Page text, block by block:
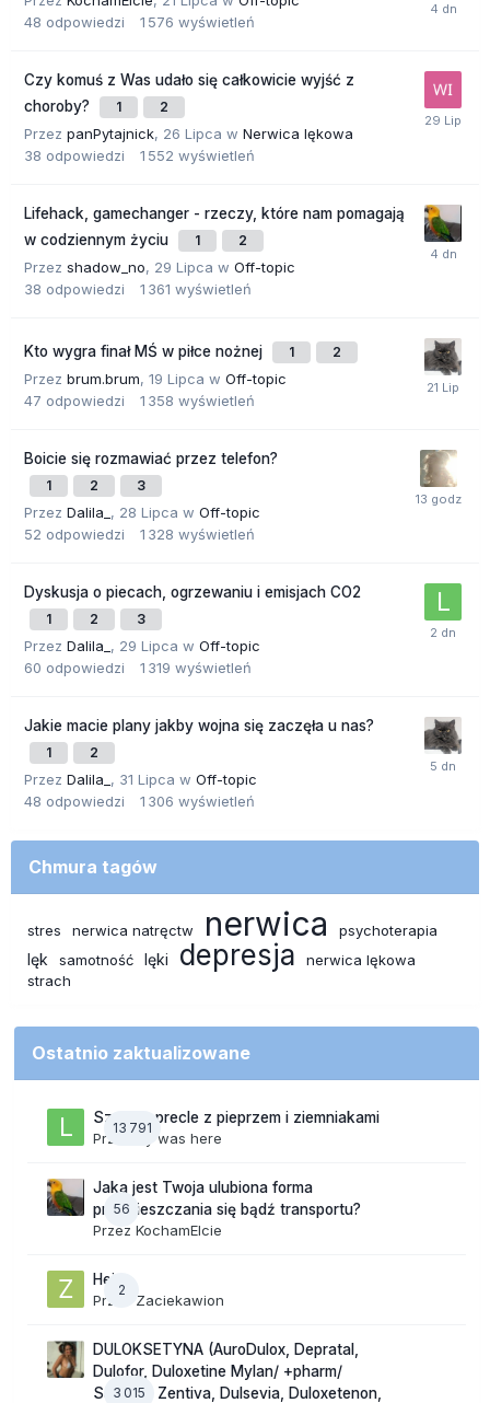
48 odpowiedzi 1 576 wyświetleń
Czy komuś z Was udało się całkowicie wyjść z
choroby?
1 2
Przez panPytajnick, 26 Lipca w Nerwica lękowa
38 odpowiedzi 1 552 wyświetleń
Lifehack, gamechanger - rzeczy, które nam pomagają
w codziennym życiu
1 2
Przez shadow_no, 29 Lipca w Off-topic
38 odpowiedzi 1 361 wyświetleń
Kto wygra finał MŚ w piłce nożnej 1 2
Przez brum.brum, 19 Lipca w Off-topic
47 odpowiedzi 1 358 wyświetleń
Boicie się rozmawiać przez telefon?
1 2 3
Przez Dalila_ , 28 Lipca w Off-topic
52 odpowiedzi 1 328 wyświetleń
Dyskusja o piecach, ogrzewaniu i emisjach CO2
1 2 3
Przez Dalila_ , 29 Lipca w Off-topic
60 odpowiedzi 1 319 wyświetleń
Jakie macie plany jakby wojna się zaczęła u nas?
1 2
Przez Dalila_ , 31 Lipca w Off-topic
48 odpowiedzi 1 306 wyświetleń
Chmura tagów
stres nerwica natręctw nerwica psychoterapia
lęk samotność lęki depresja
nerwica lękowa
strach
Ostatnio zaktualizowane
13 791
Szalone precle z pieprzem i ziemniakami
Przez lily was here
56
Jaka jest Twoja ulubiona forma
przemieszczania się bądź transportu?
Przez KochamElcie
2
Hej
Przez Zaciekawion
3 015
DULOKSETYNA (AuroDulox, Depratal,
Dulofor, Duloxetine Mylan/ +pharm/
Sandoz/ Zentiva, Dulsevia, Duloxetenon,